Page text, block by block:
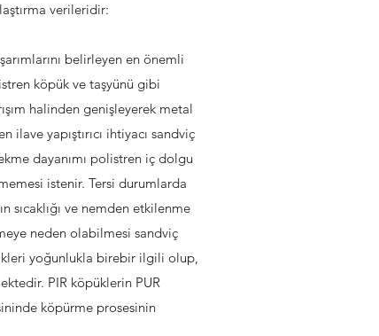
verileridir:
belirleyen en önemli
köpük ve taşyünü gibi
halinden genişleyerek metal
yapıştırıcı ihtiyacı sandviç
dayanımı polistren iç dolgu
istenir. Tersi durumlarda
ve nemden etkilenme
neden olabilmesi sandviç
yoğunlukla birebir ilgili olup,
PIR köpüklerin PUR
köpürme prosesinin